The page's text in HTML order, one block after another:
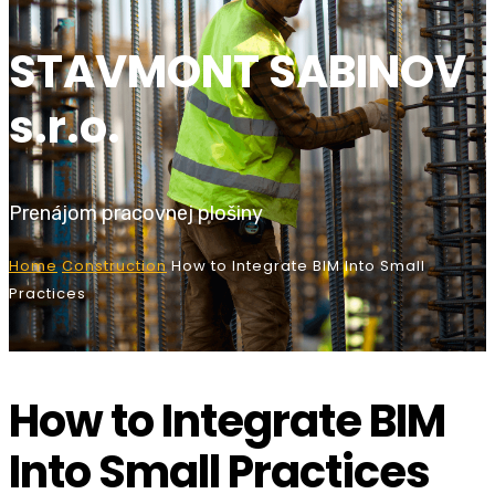
STAVMONT SABINOV
s.r.o.
Prenájom pracovnej plošiny
Home Construction How to Integrate BIM Into Small
Practices
How to Integrate BIM
Into Small Practices